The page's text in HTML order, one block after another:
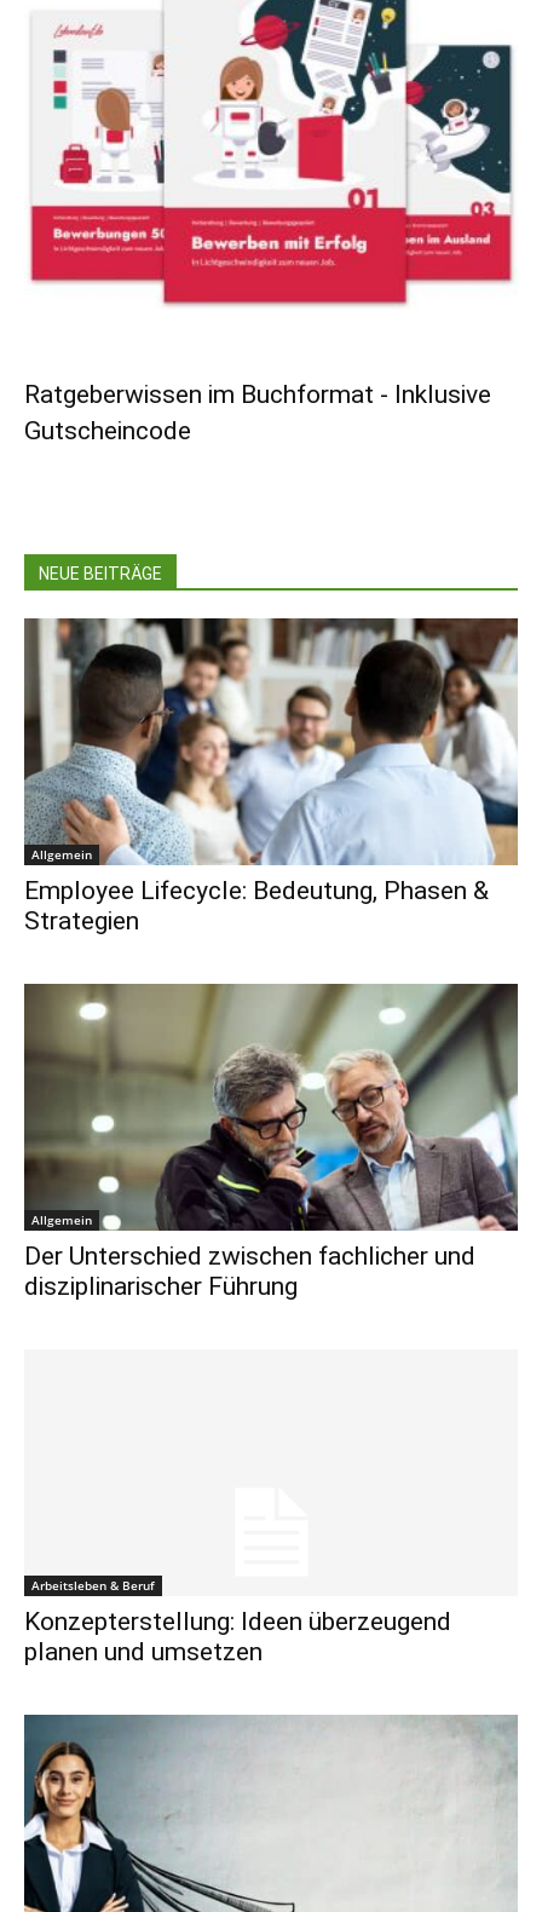
Ratgeberwissen im Buchformat - Inklusive
Gutscheincode
NEUE BEITRÄGE
Allgemein
Employee Lifecycle: Bedeutung, Phasen &
Strategien
Allgemein
Der Unterschied zwischen fachlicher und
disziplinarischer Führung
Arbeitsleben & Beruf
Konzepterstellung: Ideen überzeugend
planen und umsetzen